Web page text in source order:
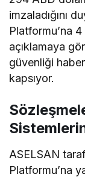
imzaladığını
Platformu’na
açıklamaya
güvenliği
kapsıyor.
ASELSAN
Platformu’na